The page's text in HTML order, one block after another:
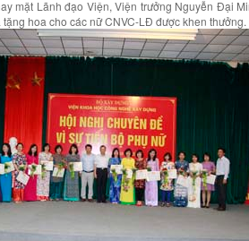
mặt Lãnh đạo Viện, Viện trưởng Nguyễn Đại
hoa cho các nữ CNVC-LĐ được khen thưởng.